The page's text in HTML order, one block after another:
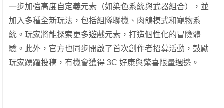
一步加強高度自定義元素（如染色系統與武器組合），並
加入多種全新玩法，包括組隊聯機、肉鴿模式和寵物系
統。玩家將能探索更多遊戲元素，打造個性化的冒險體
驗。此外，官方也同步開啟了首次創作者招募活動，鼓勵
玩家踴躍投稿，有機會獲得 3C 好康與驚喜限量週邊。